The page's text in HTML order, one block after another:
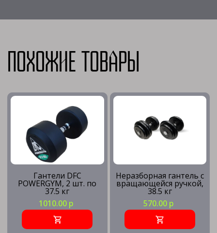
Похожие товары
Гантели DFC
POWERGYM, 2 шт. по
37.5 кг
1010.00 р
Неразборная гантель c
вращающейся ручкой,
38.5 кг
570.00 р